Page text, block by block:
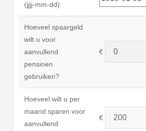
(jjjj-mm-dd):
Hoeveel spaargeld
wilt u voor
aanvullend
pensioen
gebruiken?
€
Hoeveel wilt u per
maand sparen voor
aanvullend
€